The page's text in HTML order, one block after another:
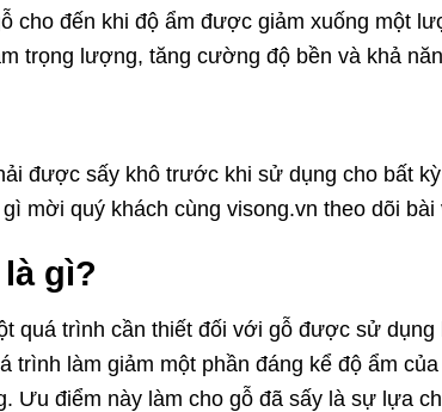
cho đến khi độ ẩm được giảm xuống một
trọng lượng, tăng cường độ bền và khả
được sấy khô trước khi sử dụng cho bất
mời quý khách cùng visong.vn theo dõi bài
gì?
quá trình cần thiết đối với gỗ được sử
trình làm giảm một phần đáng kể độ ẩm
Ưu điểm này làm cho gỗ đã sấy là sự lựa